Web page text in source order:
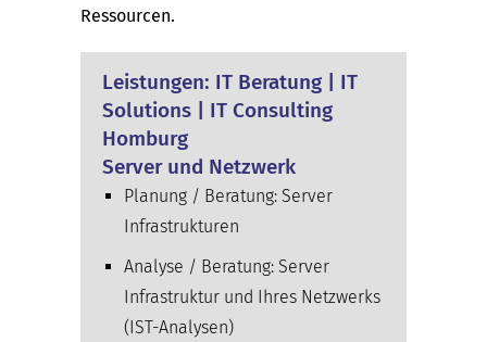
Ressourcen.
Leistungen: IT Beratung | IT
Solutions | IT Consulting
Homburg
Server und Netzwerk
Planung / Beratung: Server
Infrastrukturen
Analyse / Beratung: Server
Infrastruktur und Ihres Netzwerks
(IST-Analysen)